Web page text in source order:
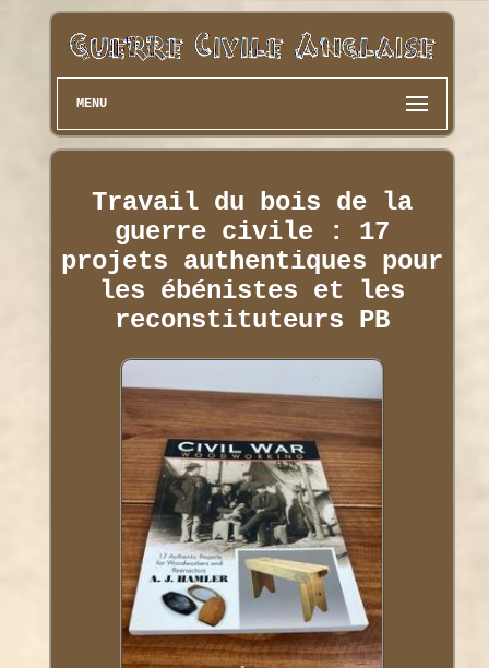
MENU
Travail du bois de la
guerre civile : 17
projets authentiques pour
les ébénistes et les
reconstituteurs PB